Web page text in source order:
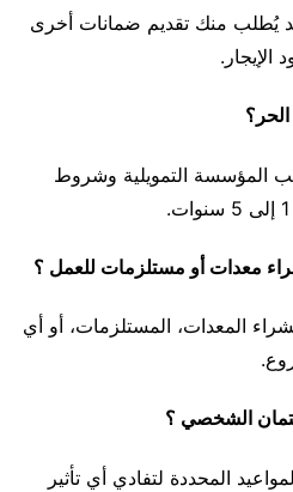
يُطلب منك تقديم ضمانات أخرى
المؤسسة التمويلية وشروط
معدات أو مستلزمات للعمل ؟
المعدات، المستلزمات، أو أي
الشخصي ؟
المحددة لتفادي أي تأثير